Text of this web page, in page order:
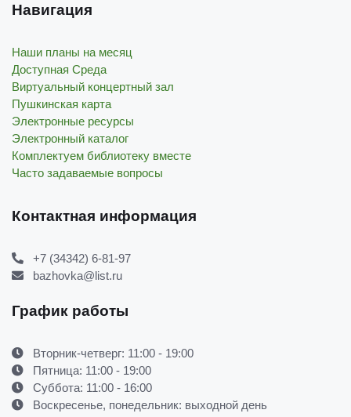
Навигация
Наши планы на месяц
Доступная Среда
Виртуальный концертный зал
Пушкинская карта
Электронные ресурсы
Электронный каталог
Комплектуем библиотеку вместе
Часто задаваемые вопросы
Контактная информация
+7 (34342) 6-81-97
bazhovka@list.ru
График работы
Вторник-четверг: 11:00 - 19:00
Пятница: 11:00 - 19:00
Суббота: 11:00 - 16:00
Воскресенье, понедельник: выходной день